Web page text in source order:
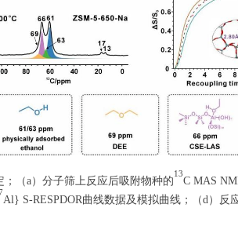
（a）分子筛上反应后吸附物种的
13
C MAS
Al} S-RESPDOR曲线数据及模拟曲线；（d）反